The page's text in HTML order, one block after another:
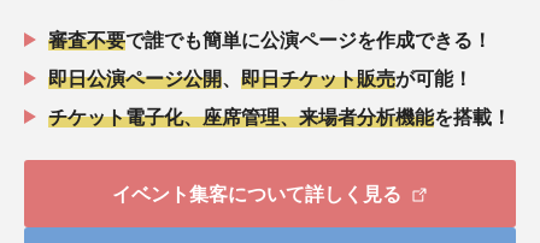
審査不要で誰でも簡単に公演ページを作成できる！
即日公演ページ公開
即日チケット販売が可能！
チケット電子化、座席管理、来場者分析機能を搭載！
イベント集客について詳しく見る